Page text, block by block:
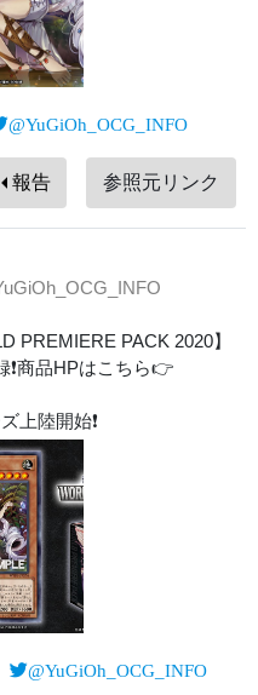
@YuGiOh_OCG_INFO
報告 参照元リンク
PREMIERE PACK 2020】
❗️商品HPはこちら👉
上陸開始❗️
@YuGiOh_OCG_INFO